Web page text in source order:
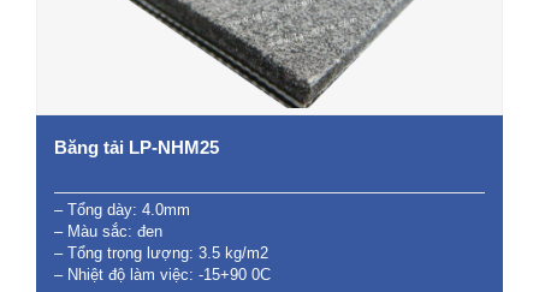
Băng tải LP-NHM25
– Tổng dày: 4.0mm
– Màu sắc: đen
– Tổng trọng lượng: 3.5 kg/m2
– Nhiệt độ làm việc: -15+90 0C